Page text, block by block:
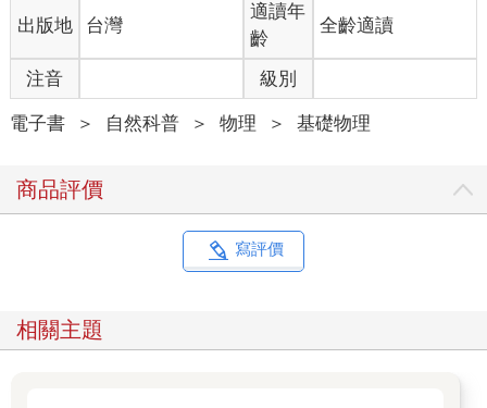
出版地 台灣
適讀年
齡
全齡適讀
注音 級別
電子書 ＞ 自然科普 ＞ 物理 ＞ 基礎物理
商品評價
寫評價
相關主題